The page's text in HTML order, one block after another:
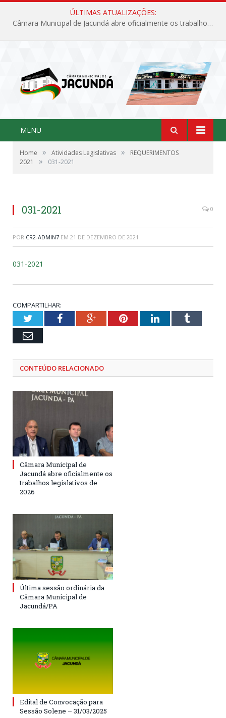
ÚLTIMAS ATUALIZAÇÕES:
Câmara Municipal de Jacundá abre oficialmente os trabalhos legislativos de 2026
MENU
Home » Atividades Legislativas »
REQUERIMENTOS
2021
» 031-2021
031-2021 0
POR CR2-ADMIN7 EM 21 DE DEZEMBRO DE 2021
031-2021
COMPARTILHAR:
TwitterFacebookGoogle+PinterestLinkedInTumblr
Email
CONTEÚDO RELACIONADO
Câmara Municipal de
Jacundá abre oficialmente os
trabalhos legislativos de
2026
Última sessão ordinária da
Câmara Municipal de
Jacundá/PA
Edital de Convocação para
Sessão Solene – 31/03/2025